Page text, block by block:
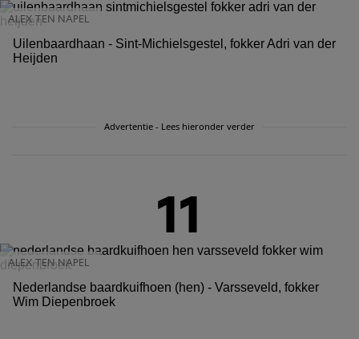
ALEX TEN NAPEL
Uilenbaardhaan - Sint-Michielsgestel, fokker Adri van der
Heijden
Advertentie - Lees hieronder verder
11
ALEX TEN NAPEL
Nederlandse baardkuifhoen (hen) - Varsseveld, fokker
Wim Diepenbroek